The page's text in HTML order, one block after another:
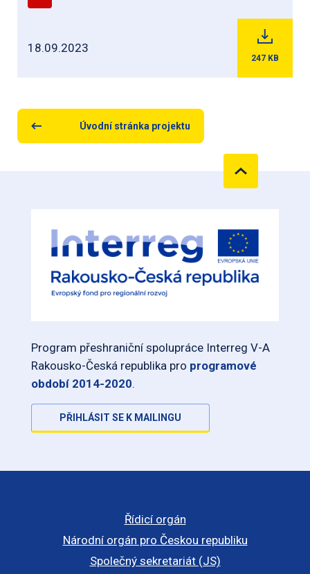
18.09.2023
247 KB
Úvodní stránka projektu
Program přeshraniční spolupráce Interreg V-A
Rakousko-Česká republika pro programové
období 2014-2020.
PŘIHLÁSIT SE K MAILINGU
Řídicí orgán
Národní orgán pro Českou republiku
Společný sekretariát (JS)